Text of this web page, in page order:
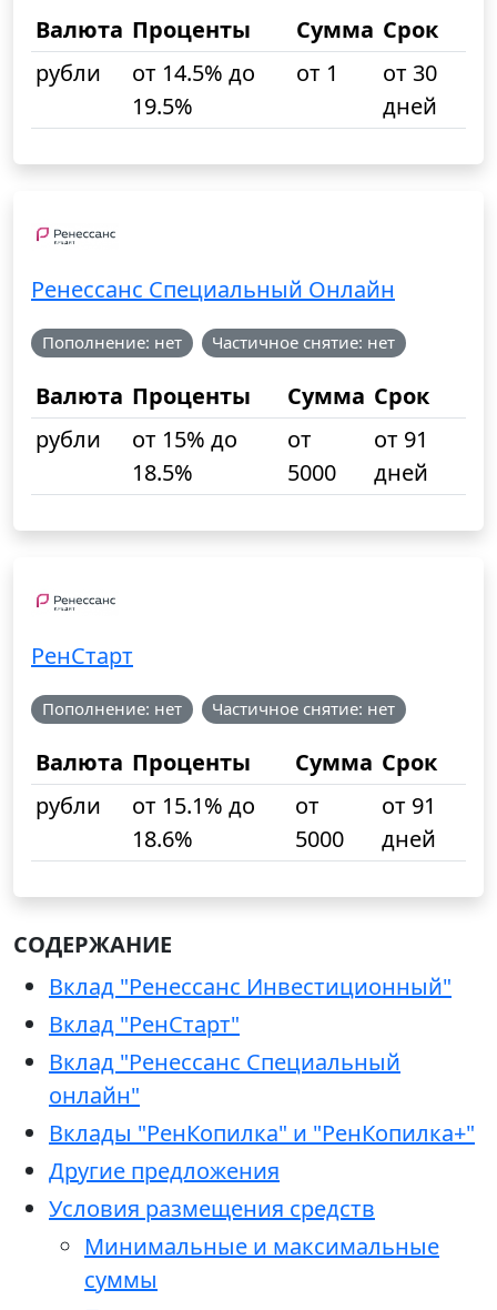
Валюта Проценты Сумма Срок
рубли
от 14.5% до
19.5%
от 1
от 30
дней
Ренессанс Специальный Онлайн
Пополнение: нет Частичное снятие: нет
Валюта Проценты Сумма Срок
рубли
от 15% до
18.5%
от
5000
от 91
дней
РенСтарт
Пополнение: нет Частичное снятие: нет
Валюта Проценты Сумма Срок
рубли
от 15.1% до
18.6%
от
5000
от 91
дней
СОДЕРЖАНИЕ
Вклад "Ренессанс Инвестиционный"
Вклад "РенСтарт"
Вклад "Ренессанс Специальный
онлайн"
Вклады "РенКопилка" и "РенКопилка+"
Другие предложения
Условия размещения средств
Минимальные и максимальные
суммы